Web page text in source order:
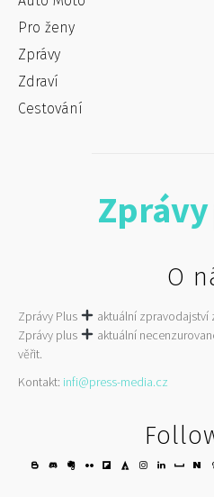
Pro ženy
Zprávy
Zdraví
Cestování
Zprávy
O
Zprávy Plus
aktuální zpravodajství
Zprávy plus
aktuální
věřit.
Kontakt: infi@press-media.cz